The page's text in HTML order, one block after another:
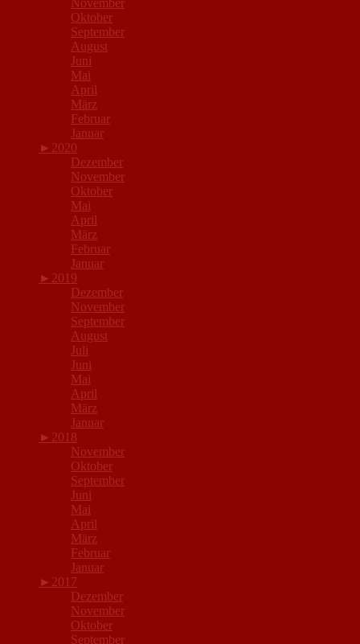
November
Oktober
September
August
Juni
Mai
April
März
Februar
Januar
► 2020
Dezember
November
Oktober
Mai
April
März
Februar
Januar
► 2019
Dezember
November
September
August
Juli
Juni
Mai
April
März
Januar
► 2018
November
Oktober
September
Juni
Mai
April
März
Februar
Januar
► 2017
Dezember
November
Oktober
September